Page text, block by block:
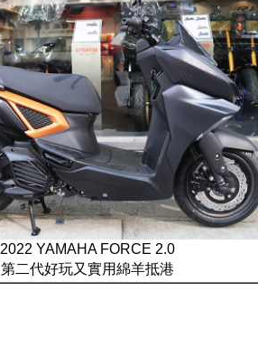
2022 YAMAHA FORCE 2.0
第二代好玩又實用綿羊抵港